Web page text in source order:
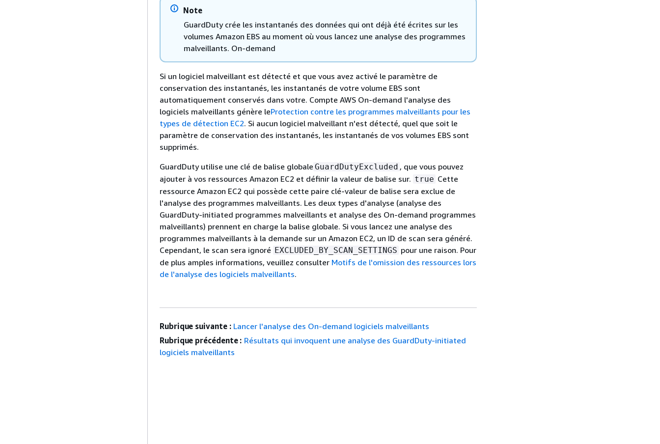
Note
GuardDuty crée les instantanés des données qui ont déjà été écrites sur les
volumes Amazon EBS au moment où vous lancez une analyse des programmes
malveillants. On-demand
Si un logiciel malveillant est détecté et que vous avez activé le paramètre de
conservation des instantanés, les instantanés de votre volume EBS sont
automatiquement conservés dans votre. Compte AWS On-demand l'analyse des
logiciels malveillants génère leProtection contre les programmes malveillants pour les
types de détection EC2. Si aucun logiciel malveillant n'est détecté, quel que soit le
paramètre de conservation des instantanés, les instantanés de vos volumes EBS sont
supprimés.
GuardDuty utilise une clé de balise globale GuardDutyExcluded , que vous pouvez
ajouter à vos ressources Amazon EC2 et définir la valeur de balise sur. true Cette
ressource Amazon EC2 qui possède cette paire clé-valeur de balise sera exclue de
l'analyse des programmes malveillants. Les deux types d'analyse (analyse des
GuardDuty-initiated programmes malveillants et analyse des On-demand programmes
malveillants) prennent en charge la balise globale. Si vous lancez une analyse des
programmes malveillants à la demande sur un Amazon EC2, un ID de scan sera généré.
Cependant, le scan sera ignoré EXCLUDED_BY_SCAN_SETTINGS pour une raison. Pour
de plus amples informations, veuillez consulter Motifs de l'omission des ressources lors
de l'analyse des logiciels malveillants.
Rubrique suivante : Lancer l'analyse des On-demand logiciels malveillants
Rubrique précédente : Résultats qui invoquent une analyse des GuardDuty-initiated
logiciels malveillants